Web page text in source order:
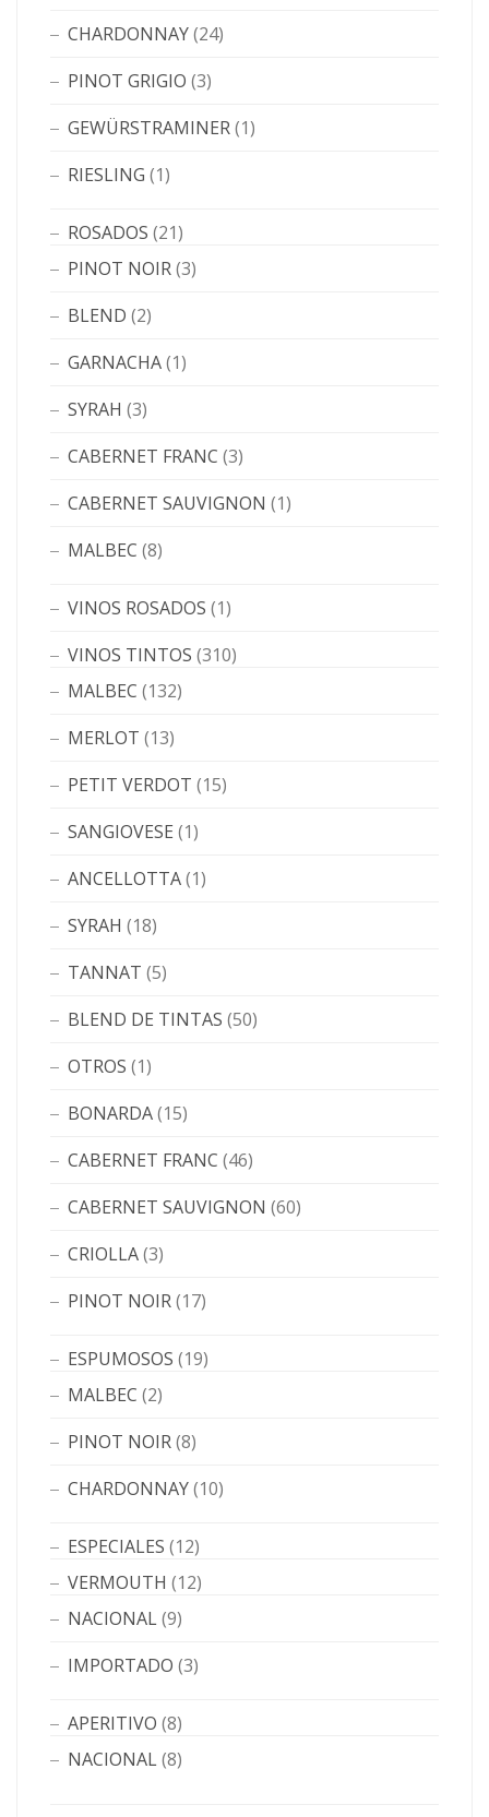
CHARDONNAY(24)
PINOT GRIGIO (3)
GEWÜRSTRAMINER(1)
RIESLING (1)
ROSADOS (21)
PINOT NOIR(3)
BLEND (2)
GARNACHA(1)
SYRAH (3)
CABERNET FRANC (3)
CABERNET SAUVIGNON (1)
MALBEC (8)
VINOS ROSADOS (1)
VINOS TINTOS (310)
MALBEC (132)
MERLOT (13)
PETIT VERDOT (15)
SANGIOVESE (1)
ANCELLOTTA(1)
SYRAH (18)
TANNAT (5)
BLEND DE TINTAS (50)
OTROS (1)
BONARDA(15)
CABERNET FRANC (46)
CABERNET SAUVIGNON (60)
CRIOLLA(3)
PINOT NOIR(17)
ESPUMOSOS (19)
MALBEC (2)
PINOT NOIR(8)
CHARDONNAY(10)
ESPECIALES (12)
VERMOUTH (12)
NACIONAL(9)
IMPORTADO (3)
APERITIVO (8)
NACIONAL(8)